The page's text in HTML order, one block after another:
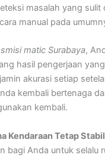
masalah yang sulit
manual pada
matic Surabaya,
hasil pengerjaan
akurasi setiap
kembali bertenaga
kembali.
Kendaraan Tetap Stabil
bagi Anda untuk selalu